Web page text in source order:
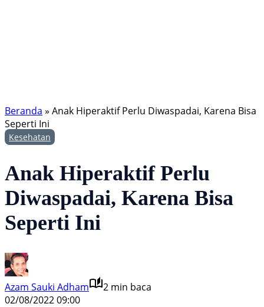
Beranda » Anak Hiperaktif Perlu Diwaspadai, Karena Bisa
Seperti Ini
Kesehatan
Anak Hiperaktif Perlu
Diwaspadai, Karena Bisa
Seperti Ini
Azam Sauki Adham
2 min baca
02/08/2022 09:00